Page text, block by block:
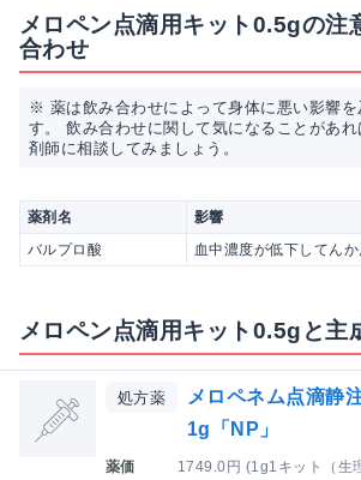
メロペン点滴用キット0.5gの注
合わせ
※ 薬は飲み合わせによって身体に悪い影響を
す。 飲み合わせに関して気になることがあ
剤師に相談してみましょう。
薬剤名
影響
バルプロ酸
血中濃度が低下してん
メロペン点滴用キット0.5gと主
処方薬
メロペネム点滴静
1g「NP」
薬価
1749.0円 (1g1キット（生